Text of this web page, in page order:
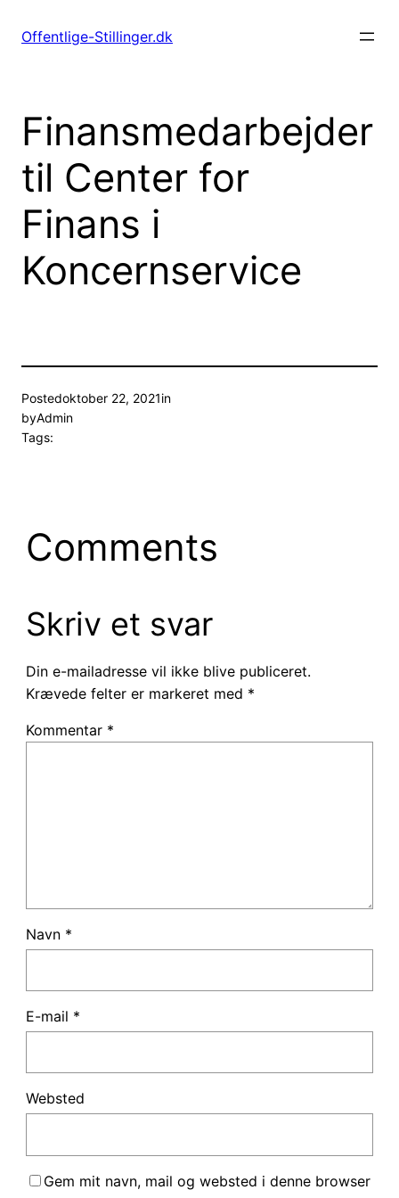
Offentlige-Stillinger.dk
Finansmedarbejder
til Center for
Finans i
Koncernservice
Postedoktober 22, 2021in
byAdmin
Tags:
Comments
Skriv et svar
Din e-mailadresse vil ikke blive publiceret.
Krævede felter er markeret med *
Kommentar *
Navn *
E-mail *
Websted
Gem mit navn, mail og websted i denne browser